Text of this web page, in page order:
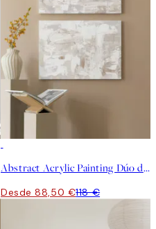
Abstract Acrylic Painting Dúo de lienzos
Desde 88,50 €118 €